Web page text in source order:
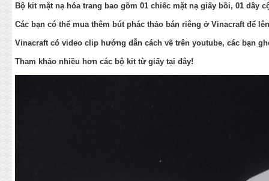
Bộ kit mặt nạ hóa trang bao gồm 01 chiếc mặt nạ giấy bồi, 01 dây
Các bạn có thể mua thêm bút phác thảo bán riêng ở Vinacraft để
Vinacraft có video clip hướng dẫn cách vẽ trên youtube, các bạn
Tham khảo nhiều hơn các bộ kit từ giấy tại đây!